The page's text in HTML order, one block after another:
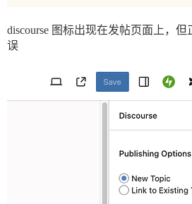
discourse 图标出现在发帖页面上，
误